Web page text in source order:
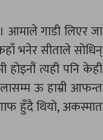
आमाले गाडी लिएर जा
भनेर सीताले सोधिन्
त्यही पनि केही
ऊ हाम्री आफन्त
हुँदै थियो, अकस्मात